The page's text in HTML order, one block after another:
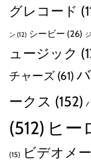
グレコード
ン (12) シービー (26)
ュージック
チャーズ (61)
ークス (152)
(512) ヒー
(15) ビデオメ